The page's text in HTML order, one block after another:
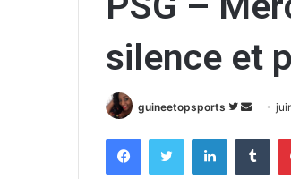
silence et
guineetopsports
S
v
v
o